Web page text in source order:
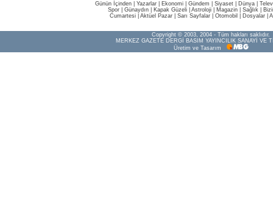
Günün İçinden Yazarlar Ekonomi Gündem Siyaset Dünya |
Spor
Günaydın Kapak Güzeli Astroloji Magazin Sağlık
Cumartesi| Aktüel Pazar| Sarı Sayfalar| Otomobil Dosyalar|
Copyright © 2003, 2004 - Tüm hakları saklıdır.
MERKEZ GAZETE DERGİ BASIM YAYINCILIK SANAYİ VE
Üretim ve Tasarım